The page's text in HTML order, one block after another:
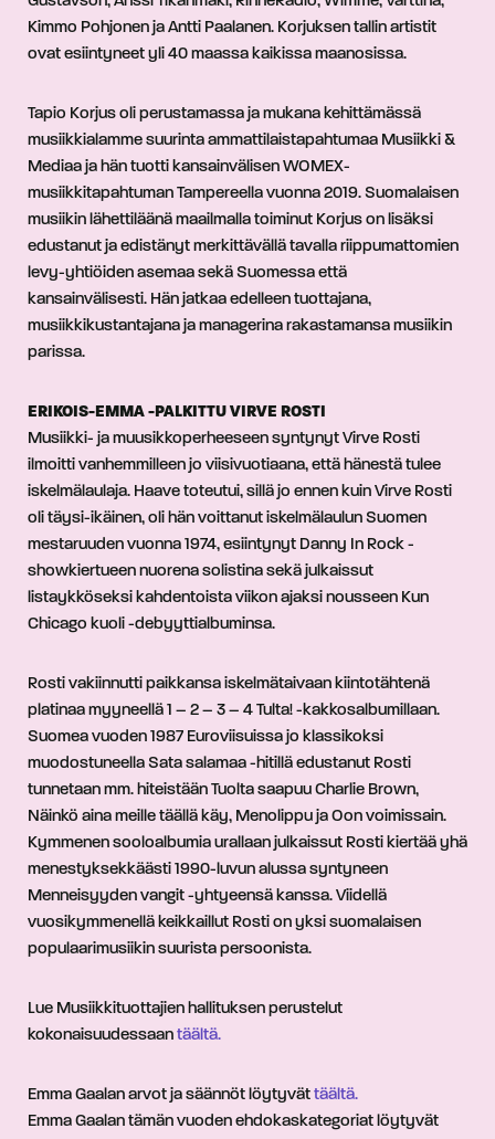
Kimmo Pohjonen ja Antti Paalanen. Korjuksen tallin artistit
ovat esiintyneet yli 40 maassa kaikissa maanosissa.
Tapio Korjus oli perustamassa ja mukana kehittämässä
musiikkialamme suurinta ammattilaistapahtumaa Musiikki &
Mediaa ja hän tuotti kansainvälisen WOMEX-
musiikkitapahtuman Tampereella vuonna 2019. Suomalaisen
musiikin lähettiläänä maailmalla toiminut Korjus on lisäksi
edustanut ja edistänyt merkittävällä tavalla riippumattomien
levy-yhtiöiden asemaa sekä Suomessa että
kansainvälisesti. Hän jatkaa edelleen tuottajana,
musiikkikustantajana ja managerina rakastamansa musiikin
parissa.
ERIKOIS-EMMA -PALKITTU VIRVE ROSTI
Musiikki- ja muusikkoperheeseen syntynyt Virve Rosti
ilmoitti vanhemmilleen jo viisivuotiaana, että hänestä tulee
iskelmälaulaja. Haave toteutui, sillä jo ennen kuin Virve Rosti
oli täysi-ikäinen, oli hän voittanut iskelmälaulun Suomen
mestaruuden vuonna 1974, esiintynyt Danny In Rock -
showkiertueen nuorena solistina sekä julkaissut
listaykköseksi kahdentoista viikon ajaksi nousseen Kun
Chicago kuoli -debyyttialbuminsa.
Rosti vakiinnutti paikkansa iskelmätaivaan kiintotähtenä
platinaa myyneellä 1 – 2 – 3 – 4 Tulta! -kakkosalbumillaan.
Suomea vuoden 1987 Euroviisuissa jo klassikoksi
muodostuneella Sata salamaa -hitillä edustanut Rosti
tunnetaan mm. hiteistään Tuolta saapuu Charlie Brown,
Näinkö aina meille täällä käy, Menolippu ja Oon voimissain.
Kymmenen sooloalbumia urallaan julkaissut Rosti kiertää yhä
menestyksekkäästi 1990-luvun alussa syntyneen
Menneisyyden vangit -yhtyeensä kanssa. Viidellä
vuosikymmenellä keikkaillut Rosti on yksi suomalaisen
populaarimusiikin suurista persoonista.
Lue Musiikkituottajien hallituksen perustelut
kokonaisuudessaan täältä.
Emma Gaalan arvot ja säännöt löytyvät täältä.
Emma Gaalan tämän vuoden ehdokaskategoriat löytyvät